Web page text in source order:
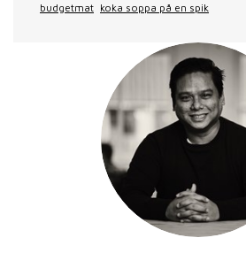
budgetmat koka soppa på en spik